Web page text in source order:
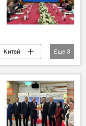
Китай
Еще 3